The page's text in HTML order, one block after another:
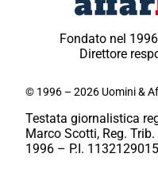
Fondato nel
Direttore
© 1996 – 2026 Uomini &
Testata giornalistica
Marco Scotti, Reg.
1996 – P.I.